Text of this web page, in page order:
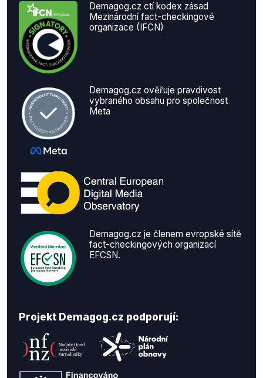
Demagog.cz ctí kodex zásad
Mezinárodní fact-checkingové
organizace (IFCN)
Demagog.cz ověřuje pravdivost
vybraného obsahu pro společnost
Meta
Demagog.cz je členem evropské sítě
fact-checkingových organizací
EFCSN.
Projekt Demagog.cz podporují: